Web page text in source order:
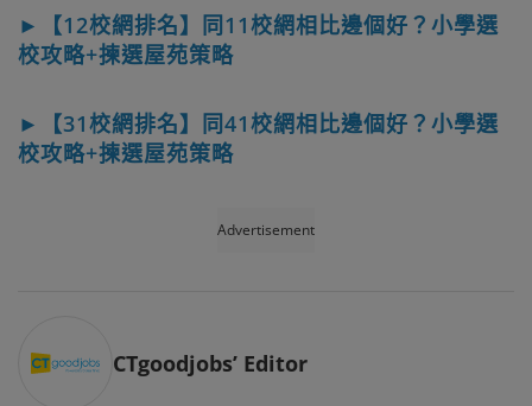
►【12校網排名】同11校網相比邊個好？小學選
校攻略+揀選屋苑策略
►【31校網排名】同41校網相比邊個好？小學選
校攻略+揀選屋苑策略
Advertisement
CTgoodjobs’ Editor